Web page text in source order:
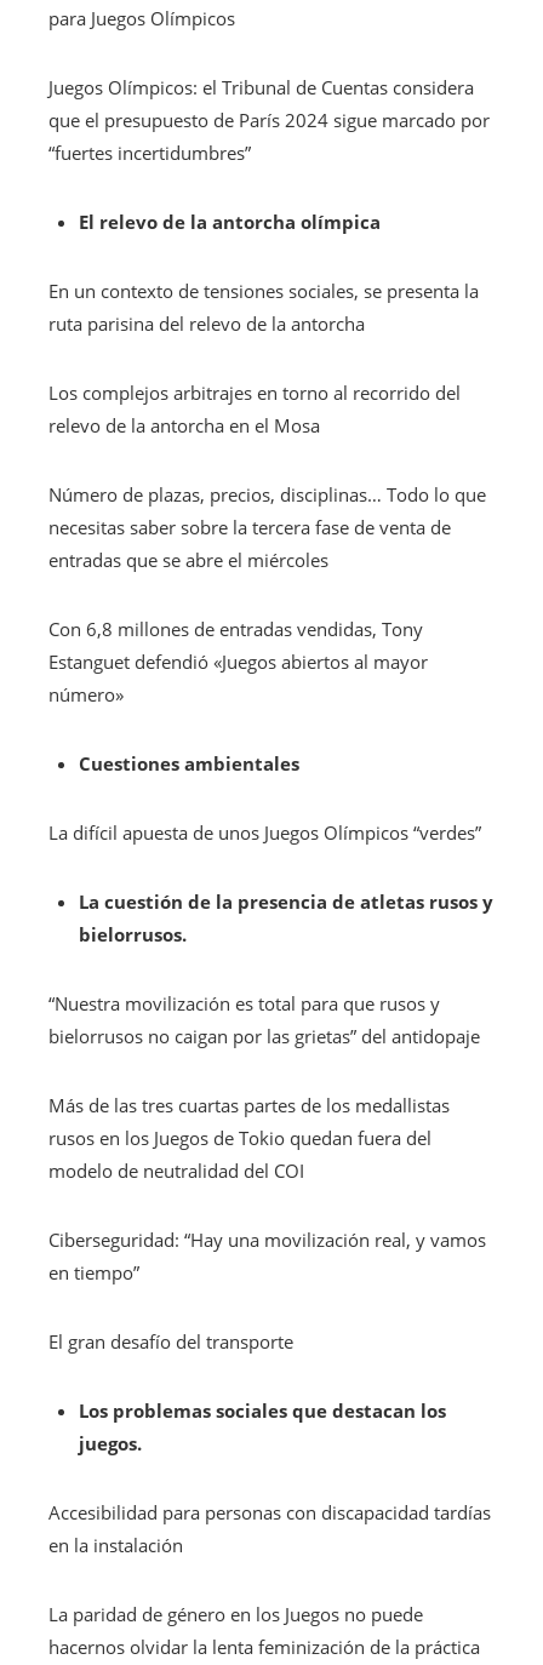
para Juegos Olímpicos
Juegos Olímpicos: el Tribunal de Cuentas considera
que el presupuesto de París 2024 sigue marcado por
“fuertes incertidumbres”
El relevo de la antorcha olímpica
En un contexto de tensiones sociales, se presenta la
ruta parisina del relevo de la antorcha
Los complejos arbitrajes en torno al recorrido del
relevo de la antorcha en el Mosa
Número de plazas, precios, disciplinas… Todo lo que
necesitas saber sobre la tercera fase de venta de
entradas que se abre el miércoles
Con 6,8 millones de entradas vendidas, Tony
Estanguet defendió «Juegos abiertos al mayor
número»
Cuestiones ambientales
La difícil apuesta de unos Juegos Olímpicos “verdes”
La cuestión de la presencia de atletas rusos y
bielorrusos.
“Nuestra movilización es total para que rusos y
bielorrusos no caigan por las grietas” del antidopaje
Más de las tres cuartas partes de los medallistas
rusos en los Juegos de Tokio quedan fuera del
modelo de neutralidad del COI
Ciberseguridad: “Hay una movilización real, y vamos
en tiempo”
El gran desafío del transporte
Los problemas sociales que destacan los
juegos.
Accesibilidad para personas con discapacidad tardías
en la instalación
La paridad de género en los Juegos no puede
hacernos olvidar la lenta feminización de la práctica